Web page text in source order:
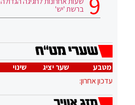
ברשת 'יש'
מטבע שער יציג
שינוי
עדכון אחרון: